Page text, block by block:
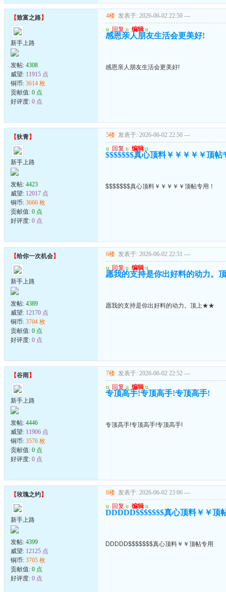
【致富之路】
新手上路
发帖: 4308
威望: 11915 点
铜币: 3614 枚
贡献值: 0 点
好评度: 0 点
4楼 发表于: 2026-06-02 22:50 ---
u 回复 u 编辑 u
感恩亲人朋友生活会更美好!
感恩亲人朋友生活会更美好!
【狄青】
新手上路
发帖: 4423
威望: 12017 点
铜币: 3666 枚
贡献值: 0 点
好评度: 0 点
5楼 发表于: 2026-06-02 22:50 ---
u 回复 u 编辑 u
$$$$$$$真心顶料￥￥￥￥￥顶帖
$$$$$$$真心顶料￥￥￥￥￥顶帖专用！
【给你一次机会】
新手上路
发帖: 4389
威望: 12170 点
铜币: 3704 枚
贡献值: 0 点
好评度: 0 点
6楼 发表于: 2026-06-02 22:51 ---
u 回复 u 编辑 u
愿我的支持是你出好料的动力
愿我的支持是你出好料的动力。顶上★★
【谷雨】
新手上路
发帖: 4446
威望: 11906 点
铜币: 3576 枚
贡献值: 0 点
好评度: 0 点
7楼 发表于: 2026-06-02 22:52 ---
u 回复 u 编辑 u
专顶高手!专顶高手!专顶高手!
专顶高手!专顶高手!专顶高手!
【玫瑰之约】
新手上路
发帖: 4399
威望: 12125 点
铜币: 3705 枚
贡献值: 0 点
好评度: 0 点
8楼 发表于: 2026-06-02 23:06 ---
u 回复 u 编辑 u
DDDDD$$$$$$$真心顶料￥￥顶
DDDDD$$$$$$$真心顶料￥￥顶帖专用